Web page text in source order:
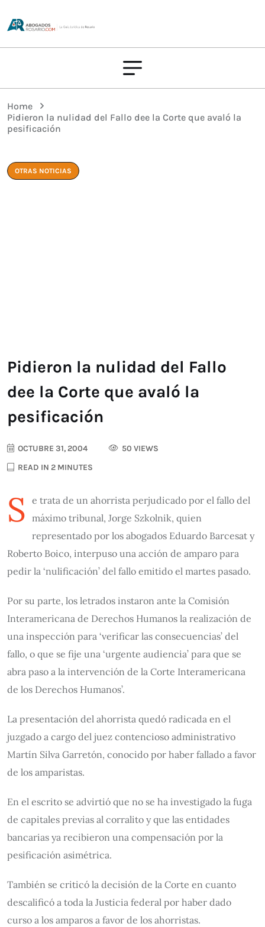
Home
Pidieron la nulidad del Fallo dee la Corte que avaló la
pesificación
OTRAS NOTICIAS
Pidieron la nulidad del Fallo
dee la Corte que avaló la
pesificación
OCTUBRE 31, 2004
50 VIEWS
READ IN 2 MINUTES
S e trata de un ahorrista perjudicado por el fallo del
máximo tribunal, Jorge Szkolnik, quien
representado por los abogados Eduardo Barcesat y
Roberto Boico, interpuso una acción de amparo para
pedir la ‘nulificación’ del fallo emitido el martes pasado.
Por su parte, los letrados instaron ante la Comisión
Interamericana de Derechos Humanos la realización de
una inspección para ‘verificar las consecuencias’ del
fallo, o que se fije una ‘urgente audiencia’ para que se
abra paso a la intervención de la Corte Interamericana
de los Derechos Humanos’.
La presentación del ahorrista quedó radicada en el
juzgado a cargo del juez contencioso administrativo
Martín Silva Garretón, conocido por haber fallado a favor
de los amparistas.
En el escrito se advirtió que no se ha investigado la fuga
de capitales previas al corralito y que las entidades
bancarias ya recibieron una compensación por la
pesificación asimétrica.
También se criticó la decisión de la Corte en cuanto
descalificó a toda la Justicia federal por haber dado
curso a los amparos a favor de los ahorristas.